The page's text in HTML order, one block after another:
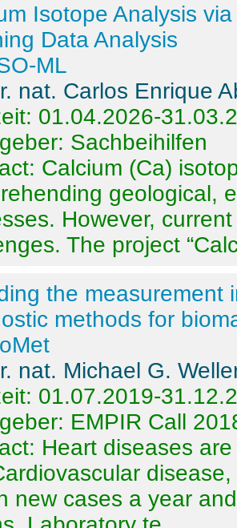
Isotope Analysis
Data Analysis
ML
nat. Carlos Enrique
01.04.2026-
Sachbeihilfen
Calcium (Ca)
geological,
However,
The project
the measurement
methods for
nat. Michael G.
01.07.2019-
EMPIR Call
Heart diseases
new cases a year